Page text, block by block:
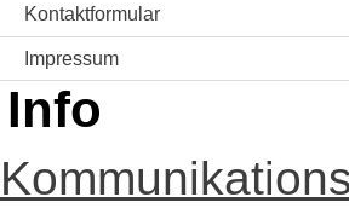
Kontaktformular
Impressum
Info